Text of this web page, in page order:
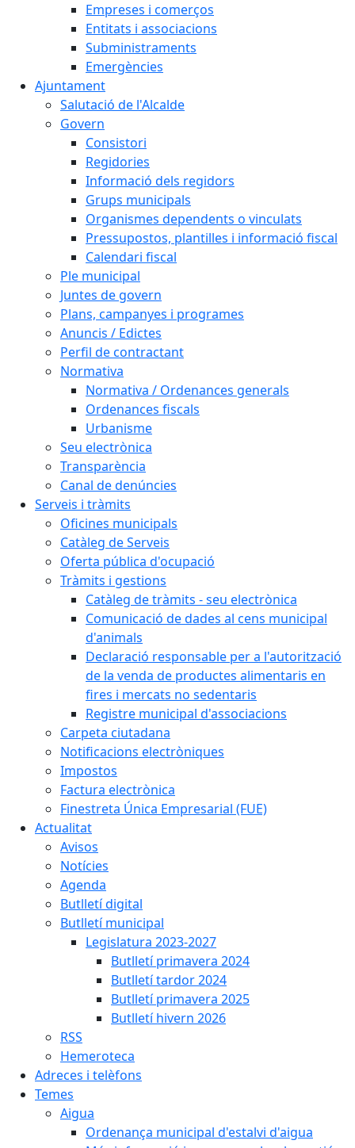
Empreses i comerços
Entitats i associacions
Subministraments
Emergències
Ajuntament
Salutació de l'Alcalde
Govern
Consistori
Regidories
Informació dels regidors
Grups municipals
Organismes dependents o vinculats
Pressupostos, plantilles i informació fiscal
Calendari fiscal
Ple municipal
Juntes de govern
Plans, campanyes i programes
Anuncis / Edictes
Perfil de contractant
Normativa
Normativa / Ordenances generals
Ordenances fiscals
Urbanisme
Seu electrònica
Transparència
Canal de denúncies
Serveis i tràmits
Oficines municipals
Catàleg de Serveis
Oferta pública d'ocupació
Tràmits i gestions
Catàleg de tràmits - seu electrònica
Comunicació de dades al cens municipal
d'animals
Declaració responsable per a l'autorització
de la venda de productes alimentaris en
fires i mercats no sedentaris
Registre municipal d'associacions
Carpeta ciutadana
Notificacions electròniques
Impostos
Factura electrònica
Finestreta Única Empresarial (FUE)
Actualitat
Avisos
Notícies
Agenda
Butlletí digital
Butlletí municipal
Legislatura 2023-2027
Butlletí primavera 2024
Butlletí tardor 2024
Butlletí primavera 2025
Butlletí hivern 2026
RSS
Hemeroteca
Adreces i telèfons
Temes
Aigua
Ordenança municipal d'estalvi d'aigua